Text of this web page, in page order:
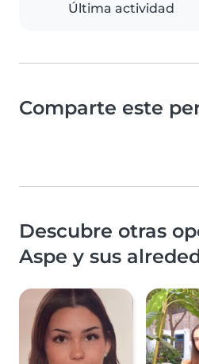
Última actividad
Comparte este
Descubre otras
Aspe y sus